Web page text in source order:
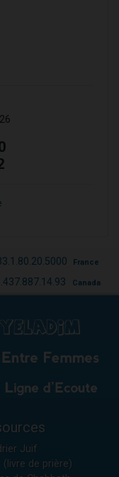
France
Canada
Juif
(livre de prière)